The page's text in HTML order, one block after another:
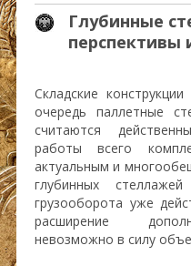
Глубинные
перспективы
Складские
очередь паллетные
считаются
работы всего
актуальным и
глубинных
грузооборота уже
расширение
невозможно в силу